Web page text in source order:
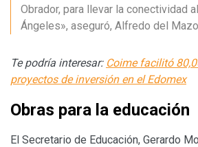
Obrador, para llevar la conectividad
Ángeles», aseguró, Alfredo del Mazo.
Te podría interesar: Coime facilitó
proyectos de inversión en el Edomex
Obras para la educación
El Secretario de Educación, Gerardo